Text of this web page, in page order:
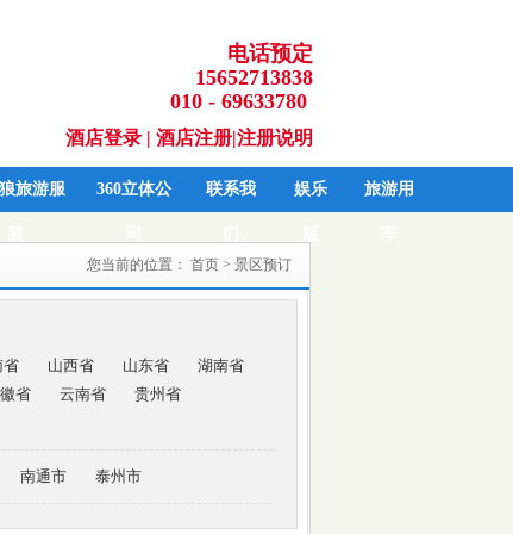
电话预定
15652713838
010 - 69633780
酒店登录 | 酒店注册|注册说明
旅游服 360立体公 联系我 娱乐 旅游用
您当前的位置： 首页 > 景区预订
省 山西省 山东省
湖南省
省 云南省
贵州省
南通市 泰州市